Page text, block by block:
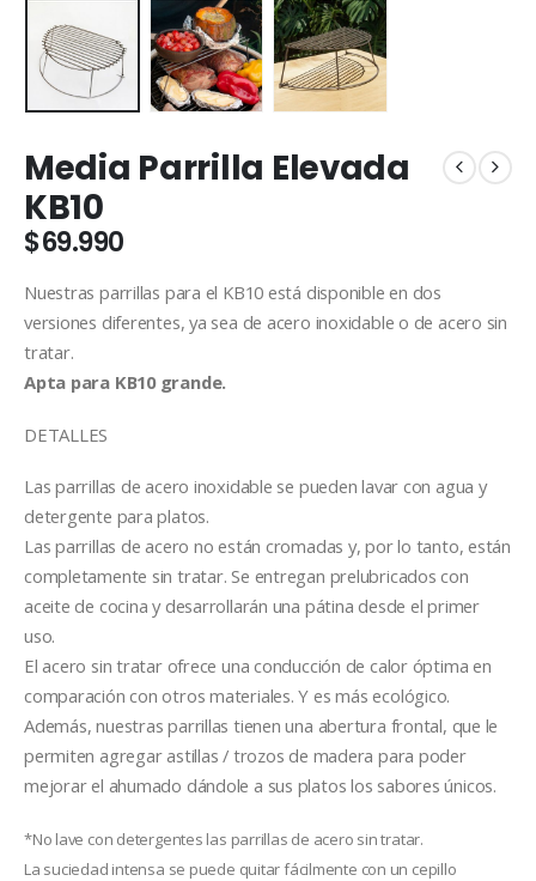
Media Parrilla Elevada
KB10
$69.990
Nuestras parrillas para el KB10 está disponible en dos
versiones diferentes, ya sea de acero inoxidable o de acero sin
tratar.
Apta para KB10 grande.
DETALLES
Las parrillas de acero inoxidable se pueden lavar con agua y
detergente para platos.
Las parrillas de acero no están cromadas y, por lo tanto, están
completamente sin tratar. Se entregan prelubricados con
aceite de cocina y desarrollarán una pátina desde el primer
uso.
El acero sin tratar ofrece una conducción de calor óptima en
comparación con otros materiales. Y es más ecológico.
Además, nuestras parrillas tienen una abertura frontal, que le
permiten agregar astillas / trozos de madera para poder
mejorar el ahumado dándole a sus platos los sabores únicos.
*No lave con detergentes las parrillas de acero sin tratar.
La suciedad intensa se puede quitar fácilmente con un cepillo